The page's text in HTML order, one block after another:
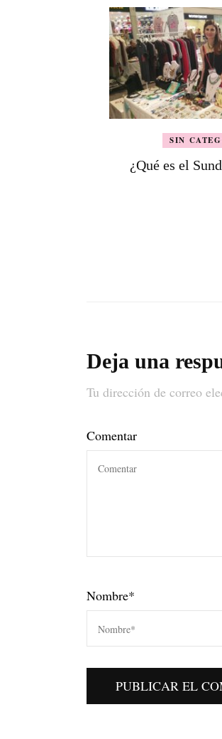
SIN
¿Qué es el
Deja una
Tu dirección de correo
Comentar
Nombre*